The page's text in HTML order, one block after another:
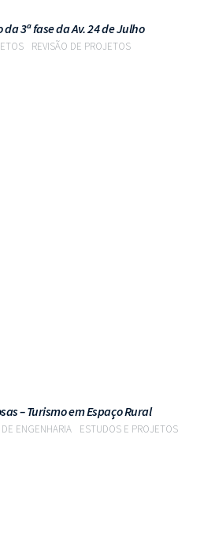
3ª fase da Av. 24 de Julho
REVISÃO DE PROJETOS
– Turismo em Espaço Rural
ENGENHARIA ESTUDOS E PROJETOS